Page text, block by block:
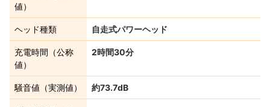
値）
ヘッド種類 自走式パワーヘッド
充電時間（公称
値）
2時間30分
騒音値（実測値） 約73.7dB